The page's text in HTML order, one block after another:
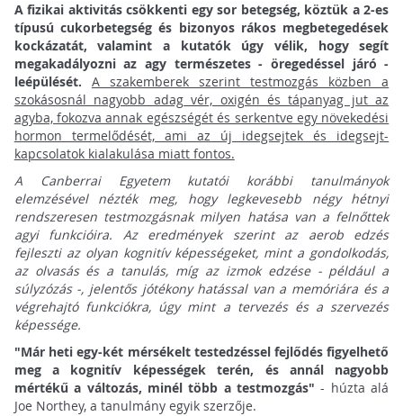
A fizikai aktivitás csökkenti egy sor betegség, köztük a 2-es
típusú cukorbetegség és bizonyos rákos megbetegedések
kockázatát, valamint a kutatók úgy vélik, hogy segít
megakadályozni az agy természetes - öregedéssel járó -
leépülését. A szakemberek szerint testmozgás közben a
szokásosnál nagyobb adag vér, oxigén és tápanyag jut az
agyba, fokozva annak egészségét és serkentve egy növekedési
hormon termelődését, ami az új idegsejtek és idegsejt-
kapcsolatok kialakulása miatt fontos.
A Canberrai Egyetem kutatói korábbi tanulmányok
elemzésével nézték meg, hogy legkevesebb négy hétnyi
rendszeresen testmozgásnak milyen hatása van a felnőttek
agyi funkcióira. Az eredmények szerint az aerob edzés
fejleszti az olyan kognitív képességeket, mint a gondolkodás,
az olvasás és a tanulás, míg az izmok edzése - például a
súlyzózás -, jelentős jótékony hatással van a memóriára és a
végrehajtó funkciókra, úgy mint a tervezés és a szervezés
képessége.
"Már heti egy-két mérsékelt testedzéssel fejlődés figyelhető
meg a kognitív képességek terén, és annál nagyobb
mértékű a változás, minél több a testmozgás" - húzta alá
Joe Northey, a tanulmány egyik szerzője.